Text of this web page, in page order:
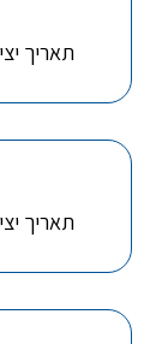
תאריך
תאריך